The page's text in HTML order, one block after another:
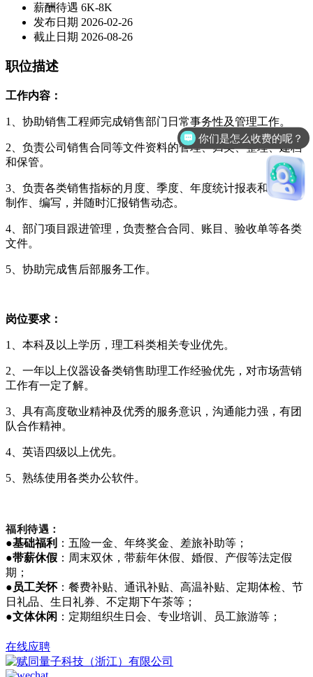
薪酬待遇 6K-8K
发布日期 2026-02-26
截止日期 2026-08-26
职位描述
工作内容：
1、协助销售工程师完成销售部门日常事务性及管理工作。
2、负责公司销售合同等文件资料的管理、归类、整理、建档
和保管。
3、负责各类销售指标的月度、季度、年度统计报表和报告的
制作、编写，并随时汇报销售动态。
4、部门项目跟进管理，负责整合合同、账目、验收单等各类
文件。
5、协助完成售后部服务工作。
岗位要求：
1、本科及以上学历，理工科类相关专业优先。
2、一年以上仪器设备类销售助理工作经验优先，对市场营销
工作有一定了解。
3、具有高度敬业精神及优秀的服务意识，沟通能力强，有团
队合作精神。
4、英语四级以上优先。
5、熟练使用各类办公软件。
福利待遇：
●基础福利 ：五险一金、年终奖金、差旅补助等；
●带薪休假 ：周末双休，带薪年休假、婚假、产假等法定假
期；
● 员工关怀：餐费补贴、通讯补贴、高温补贴、定期体检、节
日礼品、生日礼券、不定期下午茶等；
●文体休闲 ：定期组织生日会、专业培训、员工旅游等；
在线应聘
你们是怎么收费的呢？